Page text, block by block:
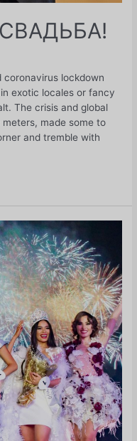
coronavirus lockdown
exotic locales or fancy
The crisis and global
made some to
and tremble with